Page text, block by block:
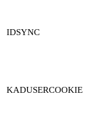
IDSYNC
KADUSERCOOKIE